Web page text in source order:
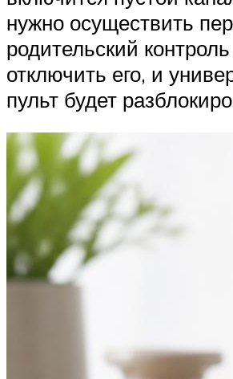
нужно осуществить
родительский
отключить его, и
пульт будет